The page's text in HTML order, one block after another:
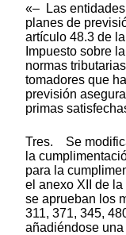
«– Las
planes de
artículo 48.3 de
Impuesto sobre
normas
tomadores que
previsión
primas
Tres. Se
la
para la
el anexo XII de
se aprueban los
311, 371, 345,
añadiéndose